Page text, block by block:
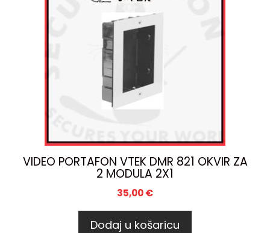
VIDEO PORTAFON VTEK DMR 821 OKVIR ZA
2 MODULA 2X1
35,00€
Dodaj u košaricu